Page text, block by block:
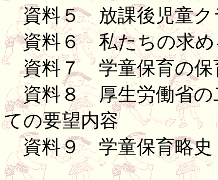
資料５ 放課後児童ク
資料６ 私たちの求め
資料７ 学童保育の保
資料８ 厚生労働省の
ての要望内容
資料９ 学童保育略史